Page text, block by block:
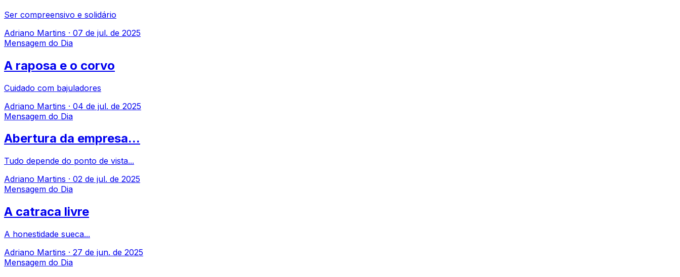
Ser compreensivo e solidário
Adriano Martins · 07 de jul. de 2025
Mensagem do Dia
A raposa e o corvo
Cuidado com bajuladores
Adriano Martins · 04 de jul. de 2025
Mensagem do Dia
Abertura da empresa...
Tudo depende do ponto de vista...
Adriano Martins · 02 de jul. de 2025
Mensagem do Dia
A catraca livre
A honestidade sueca...
Adriano Martins · 27 de jun. de 2025
Mensagem do Dia